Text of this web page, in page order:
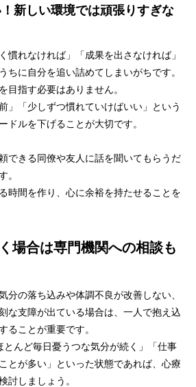
新しい環境では頑張りすぎな
慣れなければ」「成果を出さなければ」
ちに自分を追い詰めてしまいがちです。
目指す必要はありません。
」「少しずつ慣れていけばいい」という
ドルを下げることが大切です。
できる同僚や友人に話を聞いてもらうだ
。
時間を作り、心に余裕を持たせることを
場合は専門機関への相談も
分の落ち込みや体調不良が改善しない、
な支障が出ている場合は、一人で抱え込
ることが重要です。
んど毎日憂うつな気分が続く」「仕事
とが多い」といった状態であれば、心療
討しましょう。